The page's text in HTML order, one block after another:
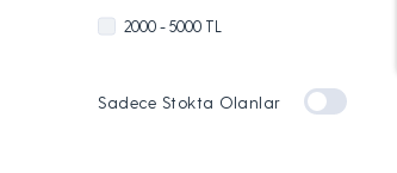
2000 - 5000 TL
Sadece Stokta Olanlar